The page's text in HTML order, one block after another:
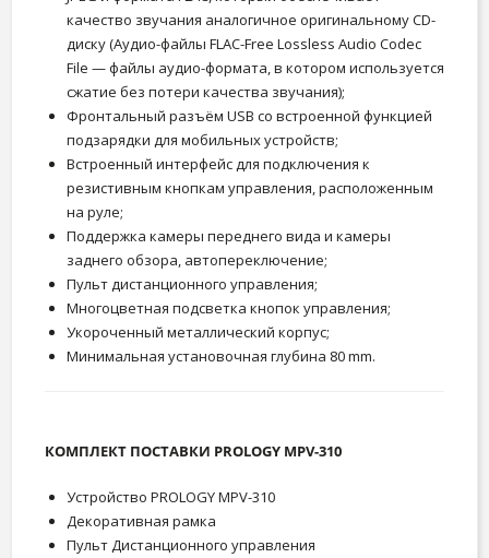
качество звучания аналогичное оригинальному CD-
диску (Аудио-файлы FLAC-Free Lossless Audio Codec
File — файлы аудио-формата, в котором используется
сжатие без потери качества звучания);
Фронтальный разъём USB со встроенной функцией
подзарядки для мобильных устройств;
Встроенный интерфейс для подключения к
резистивным кнопкам управления, расположенным
на руле;
Поддержка камеры переднего вида и камеры
заднего обзора, автопереключение;
Пульт дистанционного управления;
Многоцветная подсветка кнопок управления;
Укороченный металлический корпус;
Минимальная установочная глубина 80 mm.
КОМПЛЕКТ ПОСТАВКИ PROLOGY MPV-310
Устройство PROLOGY MPV-310
Декоративная рамка
Пульт Дистанционного управления